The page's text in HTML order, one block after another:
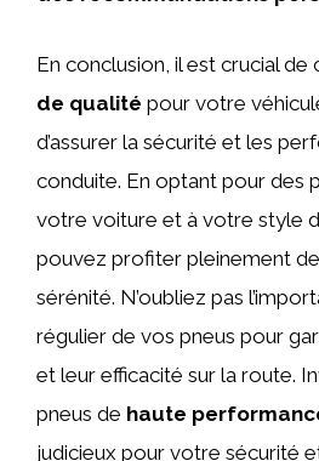
En conclusion, il est crucial de
de qualité pour votre
d’assurer la sécurité et les
conduite. En optant pour des
votre voiture et à votre style
pouvez profiter pleinement
sérénité. N’oubliez pas
régulier de vos pneus pour
et leur efficacité sur la route.
pneus de haute
judicieux pour votre sécurité